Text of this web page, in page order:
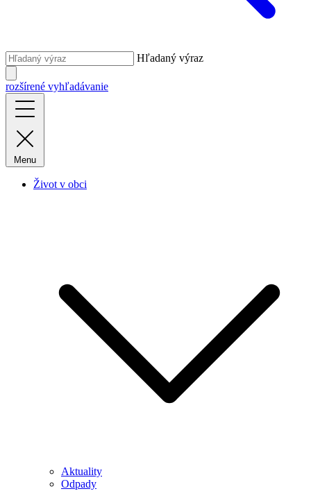
Hľadaný výraz
rozšírené vyhľadávanie
Menu
Život v obci
Aktuality
Odpady